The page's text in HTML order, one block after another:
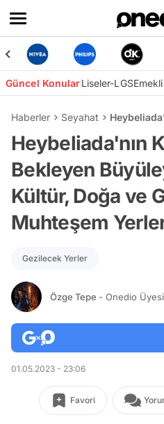
Güncel KonularLiseler-LGS
Haberler Seyahat
Heybeliada'nın
Bekleyen
Kültür, Doğa ve
Muhteşem
Gezilecek Yerler
Özge Tepe - Onedio Üyesi
01.05.2023 - 23:06
Favori